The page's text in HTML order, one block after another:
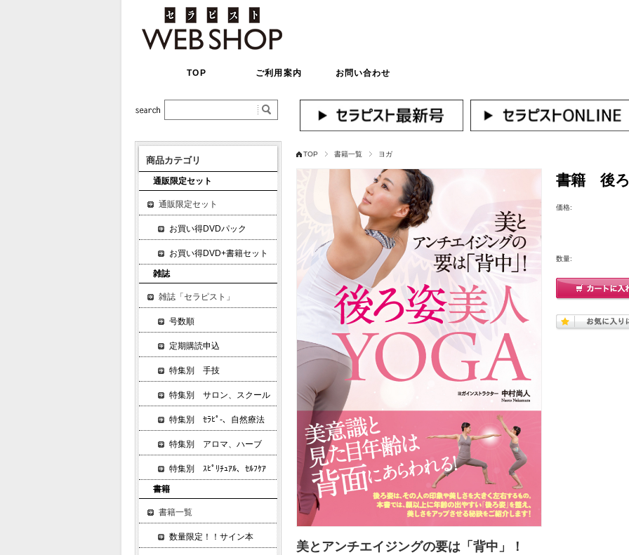
TOP ご利用案内 お問い合わせ
TOP 書籍一覧 ヨガ
書籍 後ろ
価格:
数量:
美とアンチエイジングの要は「背中」！
商品カテゴリ
通販限定セット
通販限定セット
お買い得DVDパック
お買い得DVD+書籍セット
雑誌
雑誌「セラピスト」
号数順
定期購読申込
特集別 手技
特集別 サロン、スクール
特集別 ｾﾗﾋﾟ-、自然療法
特集別 アロマ、ハーブ
特集別 ｽﾋﾟﾘﾁｭｱﾙ、ｾﾙﾌｹｱ
書籍
書籍一覧
数量限定！！サイン本